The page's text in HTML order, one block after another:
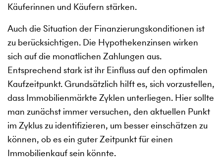
Käuferinnen und Käufern stärken.
Auch die Situation der Finanzierungskonditionen ist
zu berücksichtigen. Die Hypothekenzinsen wirken
sich auf die monatlichen Zahlungen aus.
Entsprechend stark ist ihr Einfluss auf den optimalen
Kaufzeitpunkt. Grundsätzlich hilft es, sich vorzustellen,
dass Immobilienmärkte Zyklen unterliegen. Hier sollte
man zunächst immer versuchen, den aktuellen Punkt
im Zyklus zu identifizieren, um besser einschätzen zu
können, ob es ein guter Zeitpunkt für einen
Immobilienkauf sein könnte.